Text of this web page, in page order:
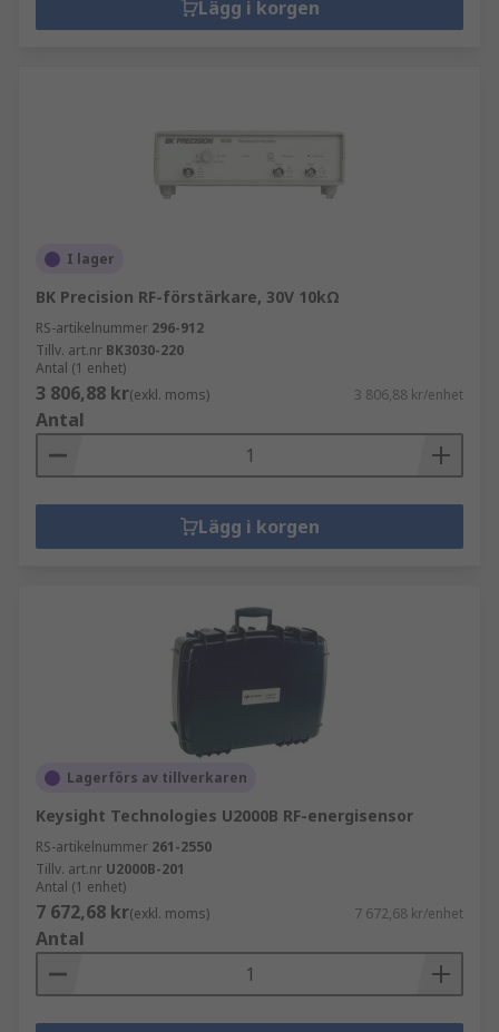
Lägg i korgen
I lager
BK Precision RF-förstärkare, 30V 10kΩ
RS-artikelnummer 296-912
Tillv. art.nr BK3030-220
Antal (1 enhet)
3 806,88 kr(exkl. moms) 3 806,88 kr/enhet
Antal
Lägg i korgen
Lagerförs av tillverkaren
Keysight Technologies U2000B RF-energisensor
RS-artikelnummer 261-2550
Tillv. art.nr U2000B-201
Antal (1 enhet)
7 672,68 kr(exkl. moms) 7 672,68 kr/enhet
Antal